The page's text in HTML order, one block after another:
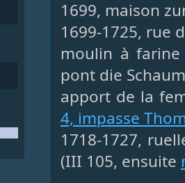
1699, maison
1699-1725, rue
moulin à
pont die
apport de la
4, impasse
1718-1727,
(III 105, ensuite